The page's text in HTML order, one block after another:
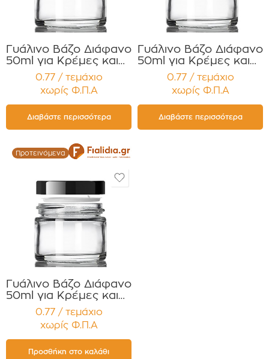
Γυάλινο Βάζο Διάφανο
50ml για Κρέμες και
Κηραλοιφές με Λευκό
Γυαλιστερό Καπάκι
Παρέμβυσμα
Συσκευασία 12
τεμαχίων
0.77 / τεμάχιο
χωρίς Φ.Π.Α
Διαβάστε περισσότερα
Γυάλινο Βάζο Διάφανο
50ml για Κρέμες και
Κηραλοιφές με Λευκό
Γυαλιστερό Καπάκι
Press Liner
Συσκευασία 12
τεμαχίων
0.77 / τεμάχιο
χωρίς Φ.Π.Α
Διαβάστε περισσότερα
Προτεινόμενα
Γυάλινο Βάζο Διάφανο
50ml για Κρέμες και
Κηραλοιφές με Μαύρο
Γυαλιστερό Καπάκι
Παρέμβυσμα
Συσκευασία 12
τεμαχίων
0.77 / τεμάχιο
χωρίς Φ.Π.Α
Προσθήκη στο καλάθι